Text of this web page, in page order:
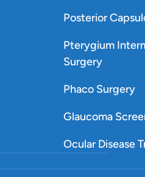
Posterior
Pterygium
Surgery
Phaco Surgery
Glaucoma
Ocular Disease